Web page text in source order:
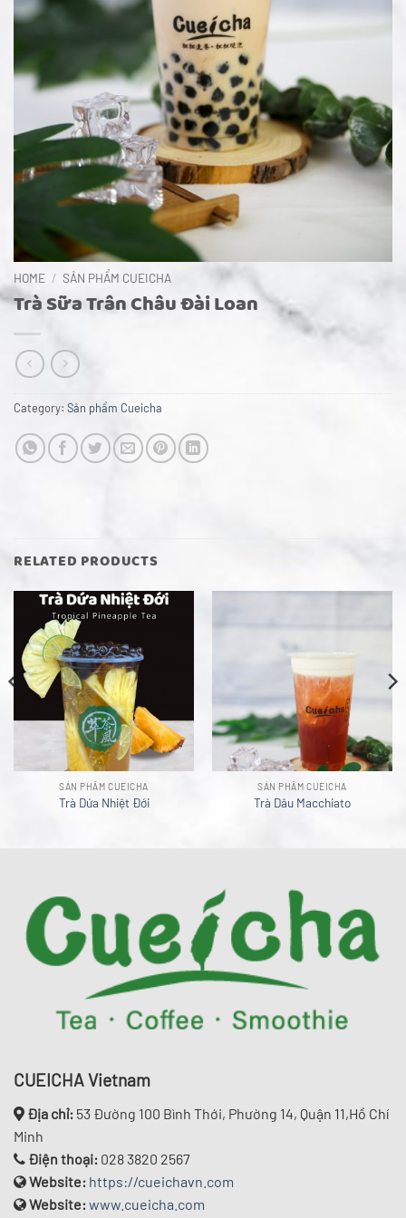
HOME / SẢN PHẨM CUEICHA
Trà Sữa Trân Châu Đài Loan
Category: Sản phẩm Cueicha
RELATED PRODUCTS
SẢN PHẨM CUEICHA
Trà Dứa Nhiệt Đới
SẢN PHẨM CUEICHA
Trà Dâu Macchiato
CUEICHA Vietnam
Địa chỉ: 53 Đường 100 Bình Thới, Phường 14, Quận 11,Hồ Chí
Minh
Điện thoại: 028 3820 2567
Website: https://cueichavn.com
Website:www.cueicha.com